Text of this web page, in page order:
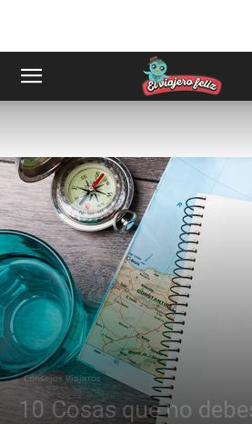
Consejos Viajeros
10 Cosas que no